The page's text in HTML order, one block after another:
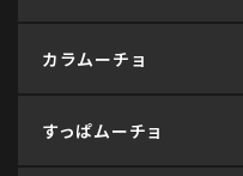
カラムーチョ
すっぱムーチョ